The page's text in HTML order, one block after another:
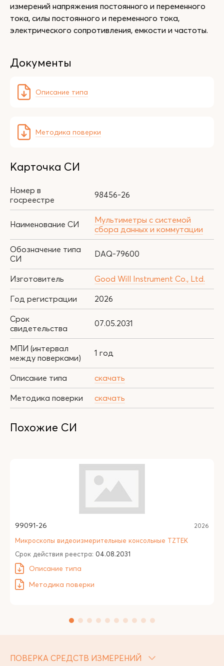
измерений напряжения постоянного и переменного
тока, силы постоянного и переменного тока,
электрического сопротивления, емкости и частоты.
Документы
Описание типа
Методика поверки
Карточка СИ
Номер в
госреестре
98456-26
Наименование СИ
Мультиметры с системой
сбора данных и коммутации
Обозначение типа
СИ
DAQ-79600
Изготовитель
Good Will Instrument Co., Ltd.
Год регистрации
2026
Срок
свидетельства
07.05.2031
МПИ (интервал
между поверками)
1 год
Описание типа
скачать
Методика поверки
скачать
Похожие СИ
99091-26 2026
Микроскопы видеоизмерительные консольные TZTEK
Срок действия реестра: 04.08.2031
Описание типа
Методика поверки
ПОВЕРКА СРЕДСТВ ИЗМЕРЕНИЙ